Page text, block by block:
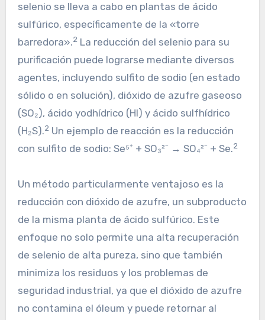
selenio se lleva a cabo en plantas de ácido
sulfúrico, específicamente de la «torre
barredora».2La reducción del selenio para su
purificación puede lograrse mediante diversos
agentes, incluyendo sulfito de sodio (en estado
sólido o en solución), dióxido de azufre gaseoso
(SO₂), ácido yodhídrico (HI) y ácido sulfhídrico
(H₂S).2Un ejemplo de reacción es la reducción
con sulfito de sodio: Se⁵⁺ + SO₃²⁻ → SO₄²⁻ + Se.2
Un método particularmente ventajoso es la
reducción con dióxido de azufre, un subproducto
de la misma planta de ácido sulfúrico. Este
enfoque no solo permite una alta recuperación
de selenio de alta pureza, sino que también
minimiza los residuos y los problemas de
seguridad industrial, ya que el dióxido de azufre
no contamina el óleum y puede retornar al